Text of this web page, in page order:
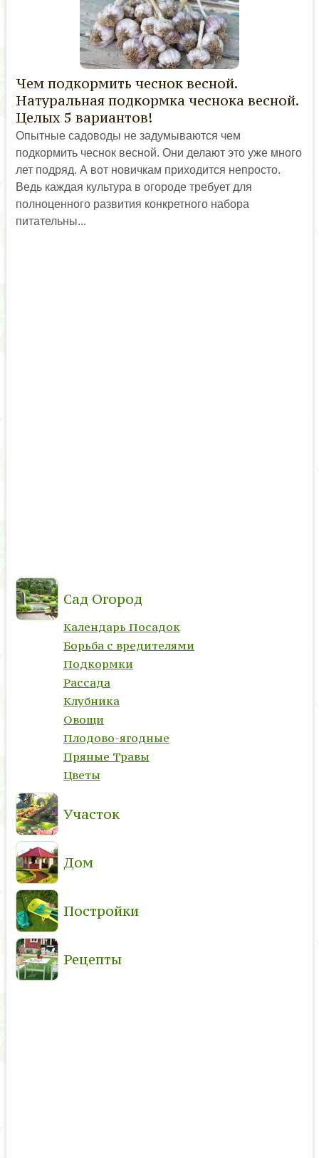
Чем подкормить чеснок весной.
Натуральная подкормка чеснока весной.
Целых 5 вариантов!
Опытные садоводы не задумываются чем
подкормить чеснок весной. Они делают это уже много
лет подряд. А вот новичкам приходится непросто.
Ведь каждая культура в огороде требует для
полноценного развития конкретного набора
питательны...
Сад Огород
Календарь Посадок
Борьба с вредителями
Подкормки
Рассада
Клубника
Овощи
Плодово-ягодные
Пряные Травы
Цветы
Участок
Дом
Постройки
Рецепты